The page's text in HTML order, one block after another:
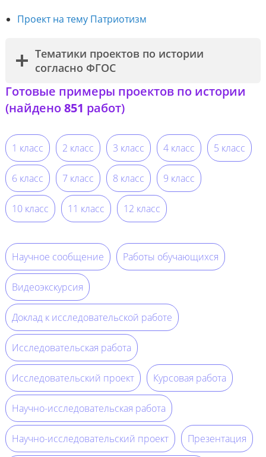
Проект на тему Патриотизм
Тематики проектов по истории
согласно ФГОС
Готовые примеры проектов по истории
(найдено851 работ)
1 класс 2 класс 3 класс 4 класс 5 класс
6 класс 7 класс 8 класс 9 класс
10 класс 11 класс 12 класс
Научное сообщение Работы обучающихся
Видеоэкскурсия
Доклад к исследовательской работе
Исследовательская работа
Исследовательский проект Курсовая работа
Научно-исследовательская работа
Научно-исследовательский проект Презентация